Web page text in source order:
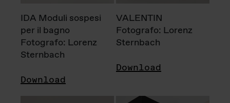
IDA Moduli sospesi
per il bagno
Fotografo: Lorenz
Sternbach
Download
VALENTIN
Fotografo: Lorenz
Sternbach
Download